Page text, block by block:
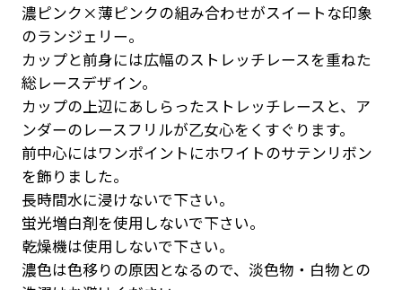
濃ピンク×薄ピンクの組み合わせがスイートな印象
のランジェリー。
カップと前身には広幅のストレッチレースを重ねた
総レースデザイン。
カップの上辺にあしらったストレッチレースと、ア
ンダーのレースフリルが乙女心をくすぐります。
前中心にはワンポイントにホワイトのサテンリボン
を飾りました。
長時間水に浸けないで下さい。
蛍光増白剤を使用しないで下さい。
乾燥機は使用しないで下さい。
濃色は色移りの原因となるので、淡色物・白物との